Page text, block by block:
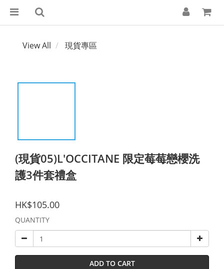
View All 現貨專區
(現貨05)L'OCCITANE 限定莓莓戀櫻洗
護3件套禮盒
HK$105.00
QUANTITY
ADD TO CART